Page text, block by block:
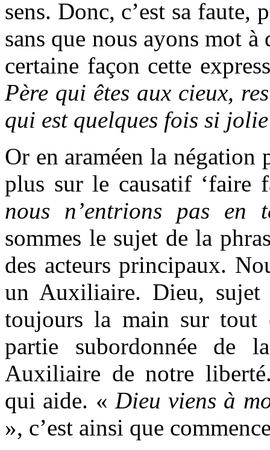
sens. Donc, c’est sa faute,
sans que nous ayons mot
certaine façon cette
Père qui êtes aux cieux,
qui est quelques fois si jolie
Or en araméen la négation
plus sur le causatif
nous n’entrions pas en
sommes le sujet de la
des acteurs principaux.
un Auxiliaire. Dieu,
toujours la main sur tout
partie subordonnée de
Auxiliaire de notre
qui aide. « Dieu viens à
», c’est ainsi que